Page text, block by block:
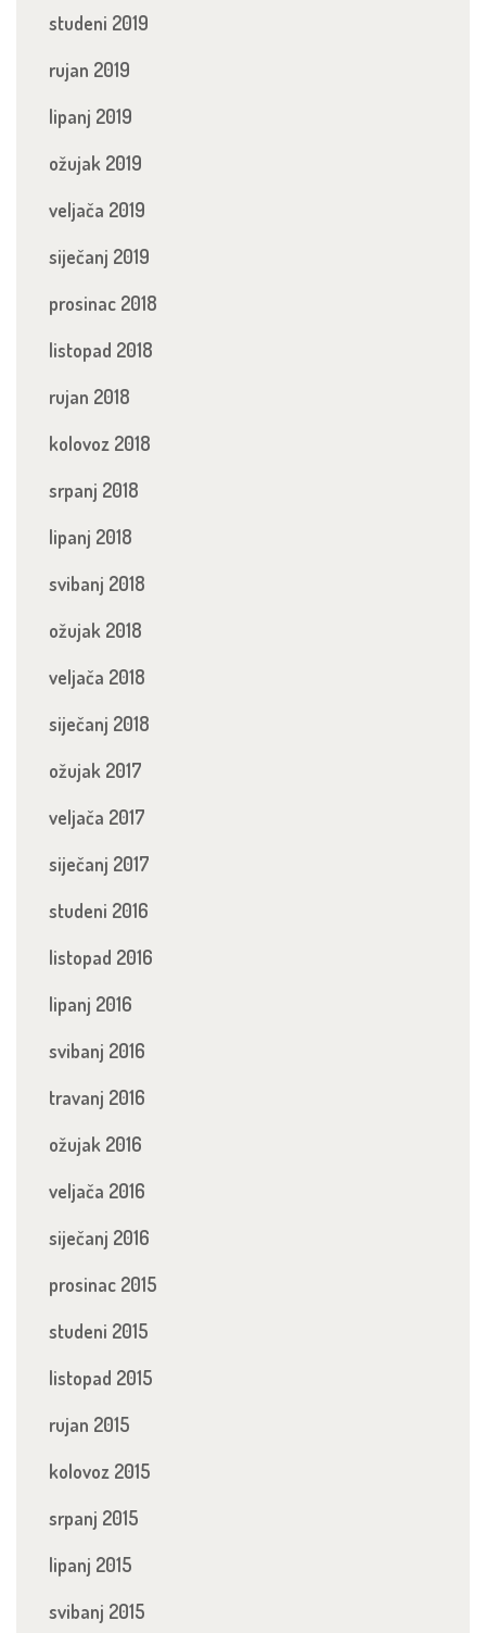
studeni 2019
rujan 2019
lipanj 2019
ožujak 2019
veljača 2019
siječanj 2019
prosinac 2018
listopad 2018
rujan 2018
kolovoz 2018
srpanj 2018
lipanj 2018
svibanj 2018
ožujak 2018
veljača 2018
siječanj 2018
ožujak 2017
veljača 2017
siječanj 2017
studeni 2016
listopad 2016
lipanj 2016
svibanj 2016
travanj 2016
ožujak 2016
veljača 2016
siječanj 2016
prosinac 2015
studeni 2015
listopad 2015
rujan 2015
kolovoz 2015
srpanj 2015
lipanj 2015
svibanj 2015